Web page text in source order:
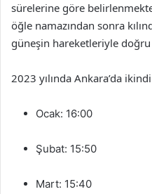
sürelerine göre
öğle namazından sonra
güneşin hareketleriyle doğru
2023 yılında Ankara’da
Ocak: 16:00
Şubat: 15:50
Mart: 15:40